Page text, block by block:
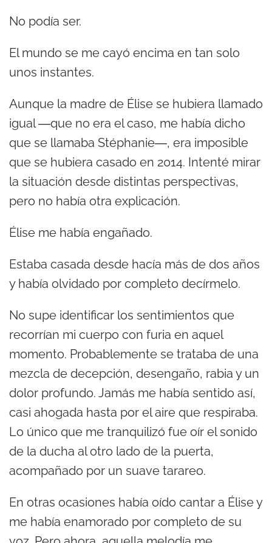
No podía ser.
El mundo se me cayó encima en tan solo
unos instantes.
Aunque la madre de Élise se hubiera llamado
igual ―que no era el caso, me había dicho
que se llamaba Stéphanie―, era imposible
que se hubiera casado en 2014. Intenté mirar
la situación desde distintas perspectivas,
pero no había otra explicación.
Élise me había engañado.
Estaba casada desde hacía más de dos años
y había olvidado por completo decírmelo.
No supe identificar los sentimientos que
recorrían mi cuerpo con furia en aquel
momento. Probablemente se trataba de una
mezcla de decepción, desengaño, rabia y un
dolor profundo. Jamás me había sentido así,
casi ahogada hasta por el aire que respiraba.
Lo único que me tranquilizó fue oír el sonido
de la ducha al otro lado de la puerta,
acompañado por un suave tarareo.
En otras ocasiones había oído cantar a Élise y
me había enamorado por completo de su